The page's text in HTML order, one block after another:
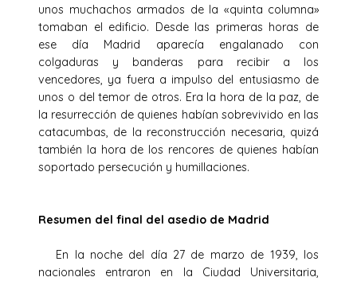
unos muchachos armados de la «quinta columna»
tomaban el edificio. Desde las primeras horas de
ese día Madrid aparecía engalanado con
colgaduras y banderas para recibir a los
vencedores, ya fuera a impulso del entusiasmo de
unos o del temor de otros. Era la hora de la paz, de
la resurrección de quienes habían sobrevivido en las
catacumbas, de la reconstrucción necesaria, quizá
también la hora de los rencores de quienes habían
soportado persecución y humillaciones.
Resumen del final del asedio de Madrid
En la noche del día 27 de marzo de 1939, los
nacionales entraron en la Ciudad Universitaria,